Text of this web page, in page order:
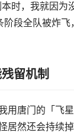
时，我就因为
阶段全队被炸
留机制
用唐门的「飞
居然还会持续